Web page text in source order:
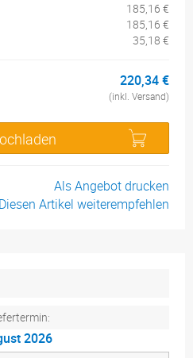
185,16 €
185,16 €
35,18 €
220,34 €
(inkl. Versand)
Als Angebot drucken
Diesen Artikel weiterempfehlen
2026